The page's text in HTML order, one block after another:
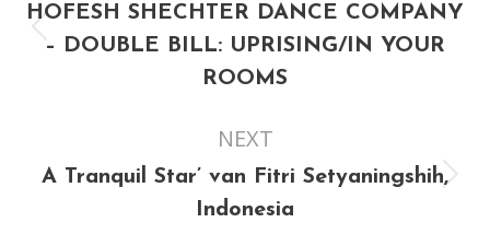
Previous
project:
HOFESH SHECHTER DANCE COMPANY
– DOUBLE BILL: UPRISING/IN YOUR
ROOMS
NEXT
Next
project:
A Tranquil Star’ van Fitri Setyaningshih,
Indonesia